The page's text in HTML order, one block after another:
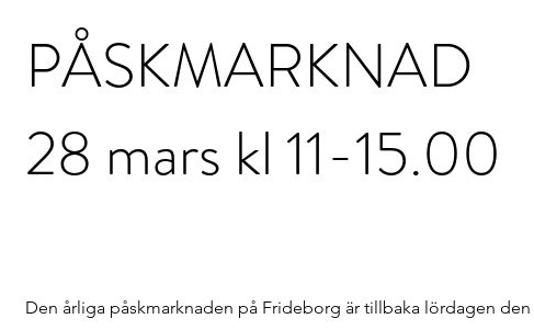
PÅSKMARKNAD
28 mars kl 11-15.00
Den årliga påskmarknaden på Frideborg är tillbaka lördagen den